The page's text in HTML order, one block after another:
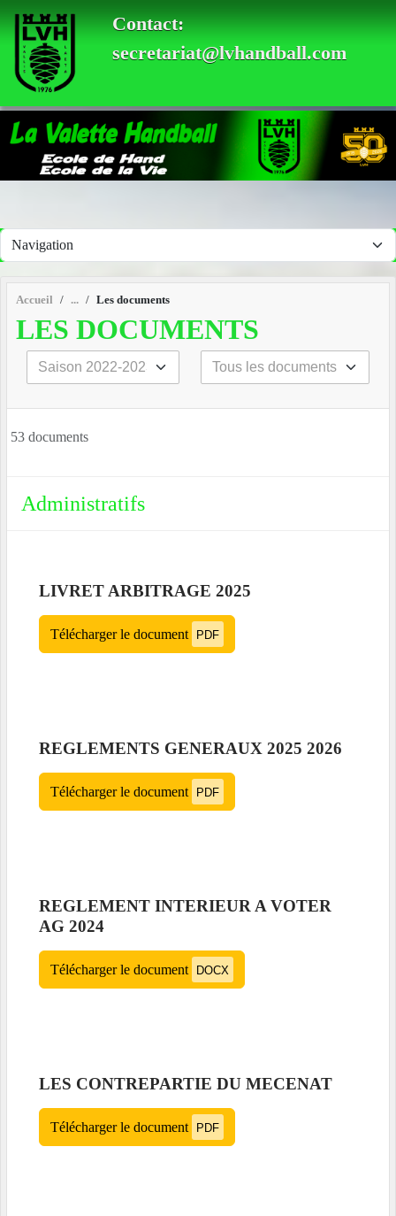
Contact:
secretariat@lvhandball.com
Accueil Les documents
LES DOCUMENTS
53 documents
Administratifs
LIVRET ARBITRAGE 2025
Télécharger le document PDF
REGLEMENTS GENERAUX 2025 2026
Télécharger le document PDF
REGLEMENT INTERIEUR A VOTER
AG 2024
Télécharger le document DOCX
LES CONTREPARTIE DU MECENAT
Télécharger le document PDF
Panneau de gestion des cookies